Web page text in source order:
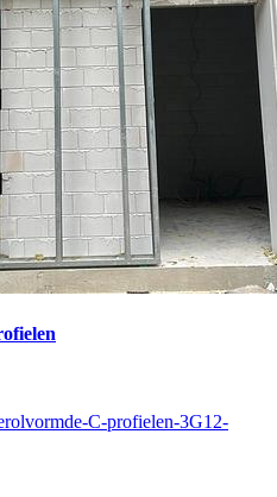
C-profielen-3G12-